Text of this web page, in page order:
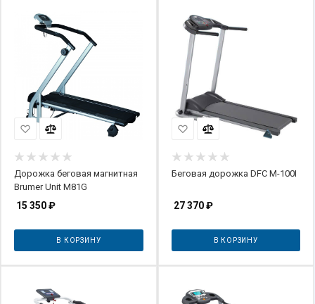
Дорожка беговая магнитная
Brumer Unit M81G
15 350₽
В КОРЗИНУ
Беговая дорожка DFC M-100I
27 370₽
В КОРЗИНУ